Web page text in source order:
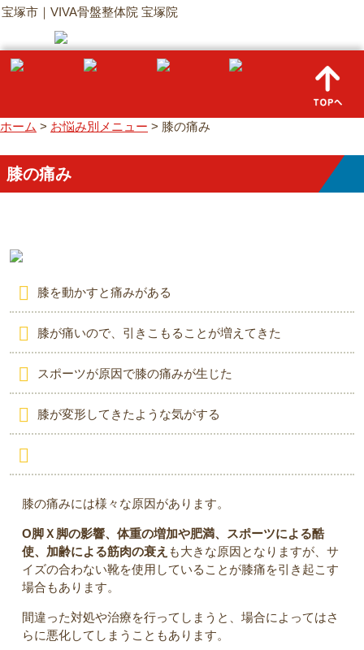
宝塚市｜VIVA骨盤整体院 宝塚院
ホーム > お悩み別メニュー > 膝の痛み
膝の痛み
膝を動かすと痛みがある
膝が痛いので、引きこもることが増えてきた
スポーツが原因で膝の痛みが生じた
膝が変形してきたような気がする
膝の痛みには様々な原因があります。
O脚Ｘ脚の影響、体重の増加や肥満、スポーツによる酷
使、加齢による筋肉の衰え も大きな原因となりますが、サ
イズの合わない靴を使用していることが膝痛を引き起こす
場合もあります。
間違った対処や治療を行ってしまうと、場合によってはさ
らに悪化してしまうこともあります。